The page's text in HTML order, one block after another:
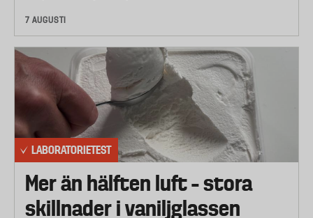
7 AUGUSTI
LABORATORIETEST
Mer än hälften luft – stora
skillnader i vaniljglassen